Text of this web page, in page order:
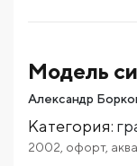
Модель
Александр
Категория:
2002 офорт,